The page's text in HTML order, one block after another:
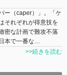
ー（caper）」。「ケ
それぞれが得意技を
密な計画で難攻不落
本で一番な…
>>続きを読む